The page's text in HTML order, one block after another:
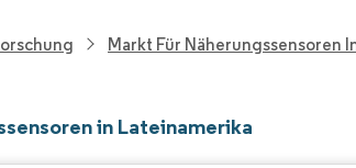
Markt Für Näherungssensoren
in Lateinamerika